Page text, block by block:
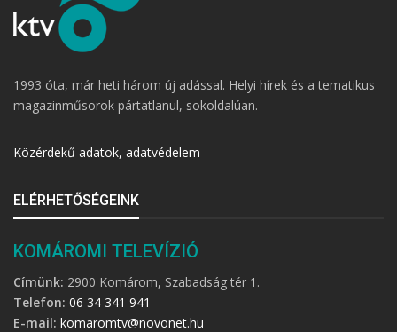
1993 óta, már heti három új adással. Helyi hírek és a tematikus
magazinműsorok pártatlanul, sokoldalúan.
Közérdekű adatok, adatvédelem
ELÉRHETŐSÉGEINK
KOMÁROMI TELEVÍZIÓ
Címünk: 2900 Komárom, Szabadság tér 1.
Telefon: 06 34 341 941
E-mail: komaromtv@novonet.hu